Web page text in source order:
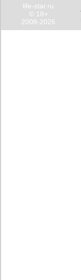
life-star.ru
© 18+
2008-2026